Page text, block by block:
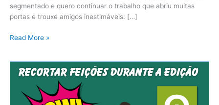
segmentado e quero continuar o trabalho que abriu muitas
portas e trouxe amigos inestimáveis: […]
Read More »
QGIS
3.10: